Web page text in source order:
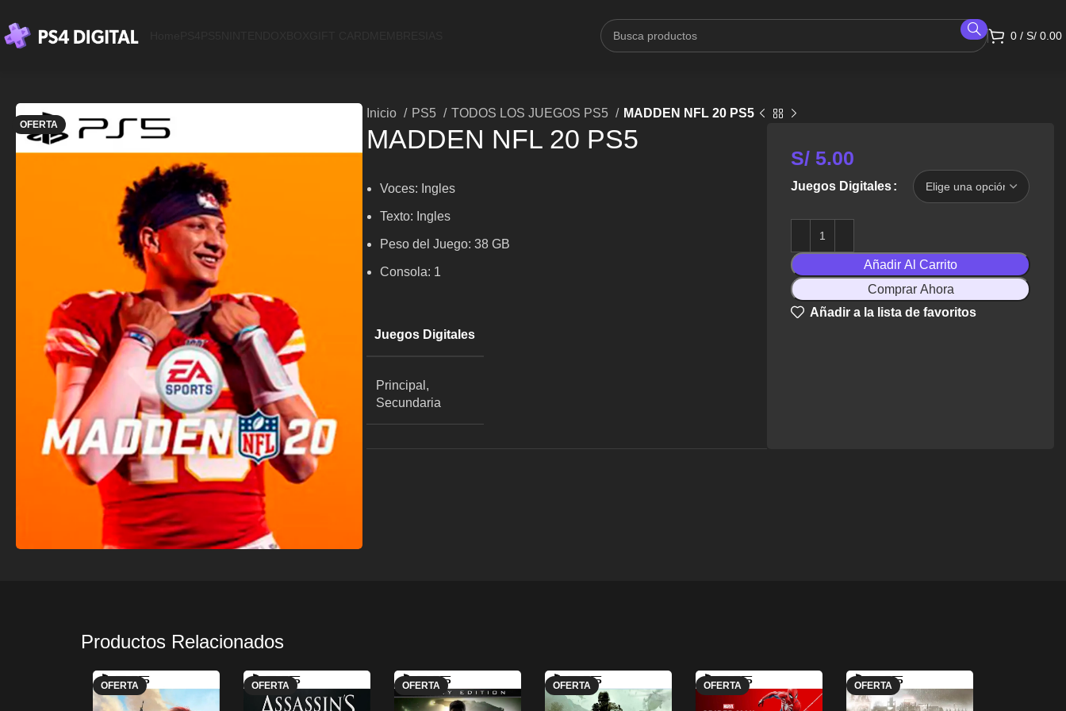
0 / S/ 0.00
OFERTA
Inicio PS5 TODOS LOS JUEGOS PS5 MADDEN NFL 20 PS5
MADDEN NFL 20 PS5
Voces: Ingles
Texto: Ingles
Peso del Juego: 38 GB
Consola: 1
Juegos Digitales
Principal,
Secundaria
S/ 5.00
Juegos Digitales
Añadir Al Carrito
Comprar Ahora
Añadir a la lista de favoritos
Productos Relacionados
OFERTA OFERTA OFERTA OFERTA OFERTA OFERTA